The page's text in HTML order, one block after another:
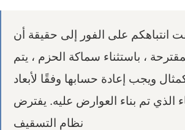
انتباهكم على الفور إلى حقيقة أن
، باستثناء سماكة الحزم ، يتم
ويجب إعادة حسابها وفقًا لأبعاد
الذي تم بناء العوارض عليه. يفترض
نظام التسقيف